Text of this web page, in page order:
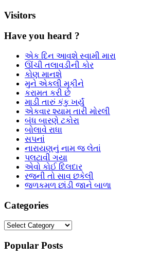
Visitors
Have you heard ?
એક દિન આવશે સ્વામી મારા
ઊંચી તલાવડીની કોર
કોણ માનશે
મુને એકલી મૂકીને
કરામત કરી છે
માડી તારું કંકુ ખર્યું
એકવાર શ્યામ તારી મોરલી
બંધ બારણે ટકોરા
બોલાવે રાધા
સપનાં
નારાયણનું નામ જ લેતાં
પલટાવી ગયા
એવો કોઈ દિલદાર
રજની તો સાવ છકેલી
જળકમળ છાંડી જાને બાળા
Categories
Categories
Popular Posts